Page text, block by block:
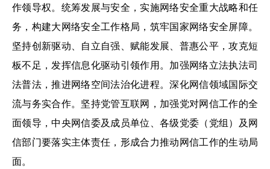
作领导权。统筹发展与安全，实施网络安全重大战略和任
务，构建大网络安全工作格局，筑牢国家网络安全屏障。
坚持创新驱动、自立自强、赋能发展、普惠公平，攻克短
板不足，发挥信息化驱动引领作用。加强网络立法执法司
法普法，推进网络空间法治化进程。深化网信领域国际交
流与务实合作。坚持党管互联网，加强党对网信工作的全
面领导，中央网信委及成员单位、各级党委（党组）及网
信部门要落实主体责任，形成合力推动网信工作的生动局
面。